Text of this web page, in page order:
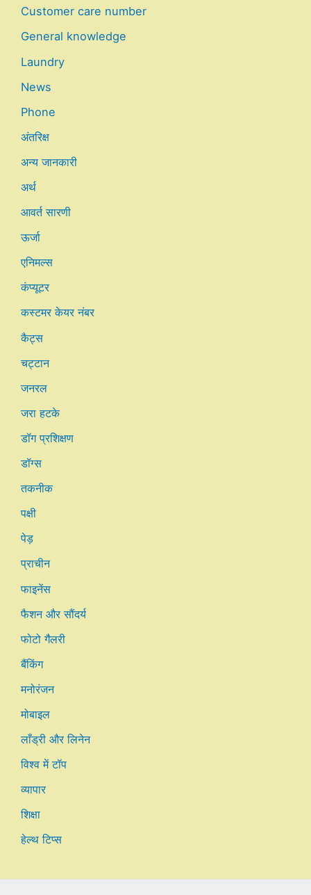
Customer care number
General knowledge
Laundry
News
Phone
अंतरिक्ष
अन्य जानकारी
अर्थ
आवर्त सारणी
ऊर्जा
एनिमल्स
कंप्यूटर
कस्टमर केयर नंबर
कैट्स
चट्टान
जनरल
जरा हटके
डॉग प्रशिक्षण
डॉग्स
तकनीक
पक्षी
पेड़
प्राचीन
फाइनेंस
फैशन और सौंदर्य
फोटो गैलरी
बैंकिंग
मनोरंजन
मोबाइल
लाँड्री और लिनेन
विश्व में टॉप
व्यापार
शिक्षा
हेल्थ टिप्स